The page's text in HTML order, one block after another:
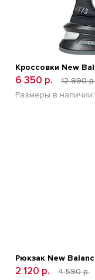
Кроссовки New
6 350 р.
12 990 р.
Размеры в наличии:
Рюкзак New
2 120 р.
4 590 р.